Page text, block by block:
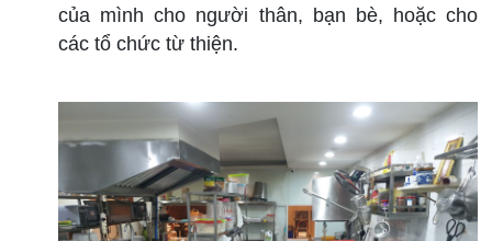
của mình cho người thân, bạn bè, hoặc cho
các tổ chức từ thiện.